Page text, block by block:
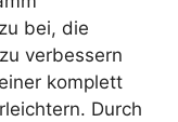
bei, die
zu verbessern
komplett
Durch